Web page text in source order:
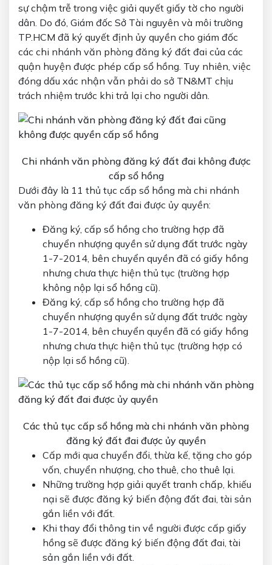
sự chậm trễ trong việc giải quyết giấy tờ cho người
dân. Do đó, Giám đốc Sở Tài nguyên và môi trường
TP.HCM đã ký quyết định ủy quyền cho giám đốc
các chi nhánh văn phòng đăng ký đất đai của các
quận huyện được phép cấp sổ hồng. Tuy nhiên, việc
đóng dấu xác nhận vẫn phải do sở TN&MT chịu
trách nhiệm trước khi trả lại cho người dân.
Chi nhánh văn phòng đăng ký đất đai không được
cấp sổ hồng
Dưới đây là 11 thủ tục cấp sổ hồng mà chi nhánh
văn phòng đăng ký đất đai được ủy quyền:
Đăng ký, cấp sổ hồng cho trường hợp đã
chuyển nhượng quyền sử dụng đất trước ngày
1-7-2014, bên chuyển quyền đã có giấy hồng
nhưng chưa thực hiện thủ tục (trường hợp
không nộp lại sổ hồng cũ).
Đăng ký, cấp sổ hồng cho trường hợp đã
chuyển nhượng quyền sử dụng đất trước ngày
1-7-2014, bên chuyển quyền đã có giấy hồng
nhưng chưa thực hiện thủ tục (trường hợp có
nộp lại sổ hồng cũ).
Các thủ tục cấp sổ hồng mà chi nhánh văn phòng
đăng ký đất đai được ủy quyền
Cấp mới qua chuyển đổi, thừa kế, tặng cho góp
vốn, chuyển nhượng, cho thuê, cho thuê lại.
Những trường hợp giải quyết tranh chấp, khiếu
nại sẽ được đăng ký biến động đất đai, tài sản
gắn liền với đất.
Khi thay đổi thông tin về người được cấp giấy
hồng sẽ được đăng ký biến động đất đai, tài
sản gắn liền với đất.